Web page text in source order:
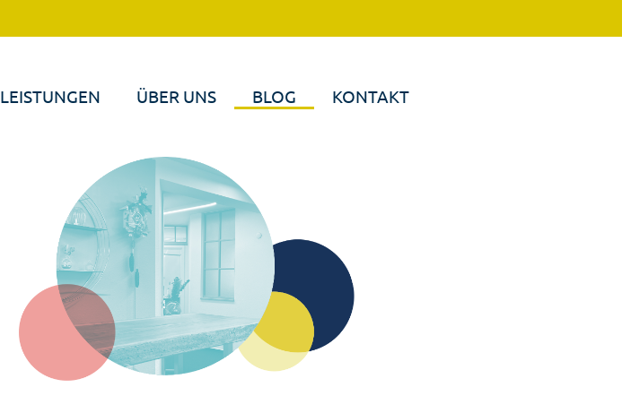
LEISTUNGEN ÜBER UNS BLOG KONTAKT